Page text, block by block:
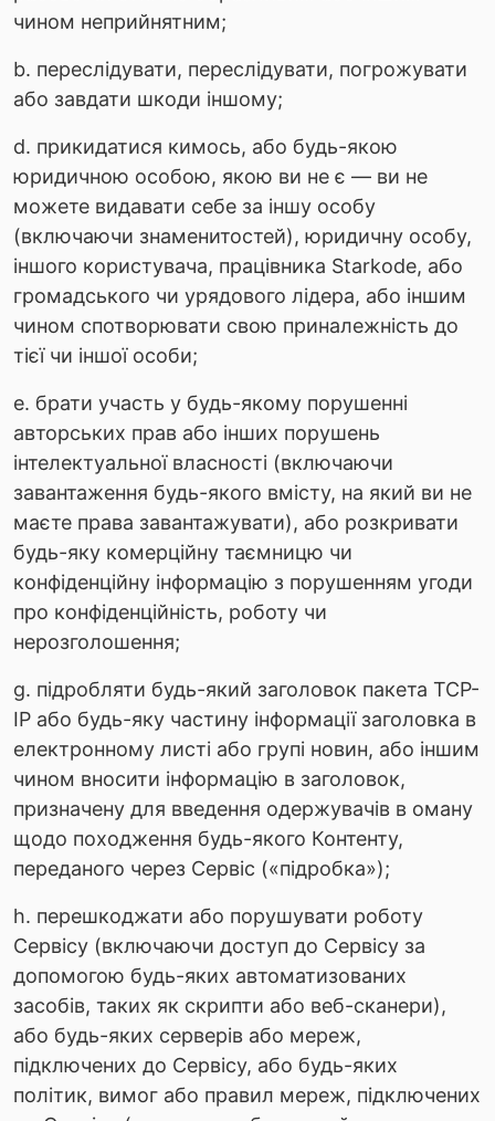
чином неприйнятним;
b. переслідувати, переслідувати, погрожувати
або завдати шкоди іншому;
d. прикидатися кимось, або будь-якою
юридичною особою, якою ви не є — ви не
можете видавати себе за іншу особу
(включаючи знаменитостей), юридичну особу,
іншого користувача, працівника Starkode, або
громадського чи урядового лідера, або іншим
чином спотворювати свою приналежність до
тієї чи іншої особи;
e. брати участь у будь-якому порушенні
авторських прав або інших порушень
інтелектуальної власності (включаючи
завантаження будь-якого вмісту, на який ви не
маєте права завантажувати), або розкривати
будь-яку комерційну таємницю чи
конфіденційну інформацію з порушенням угоди
про конфіденційність, роботу чи
нерозголошення;
g. підробляти будь-який заголовок пакета TCP-
IP або будь-яку частину інформації заголовка в
електронному листі або групі новин, або іншим
чином вносити інформацію в заголовок,
призначену для введення одержувачів в оману
щодо походження будь-якого Контенту,
переданого через Сервіс («підробка»);
h. перешкоджати або порушувати роботу
Сервісу (включаючи доступ до Сервісу за
допомогою будь-яких автоматизованих
засобів, таких як скрипти або веб-сканери),
або будь-яких серверів або мереж,
підключених до Сервісу, або будь-яких
політик, вимог або правил мереж, підключених